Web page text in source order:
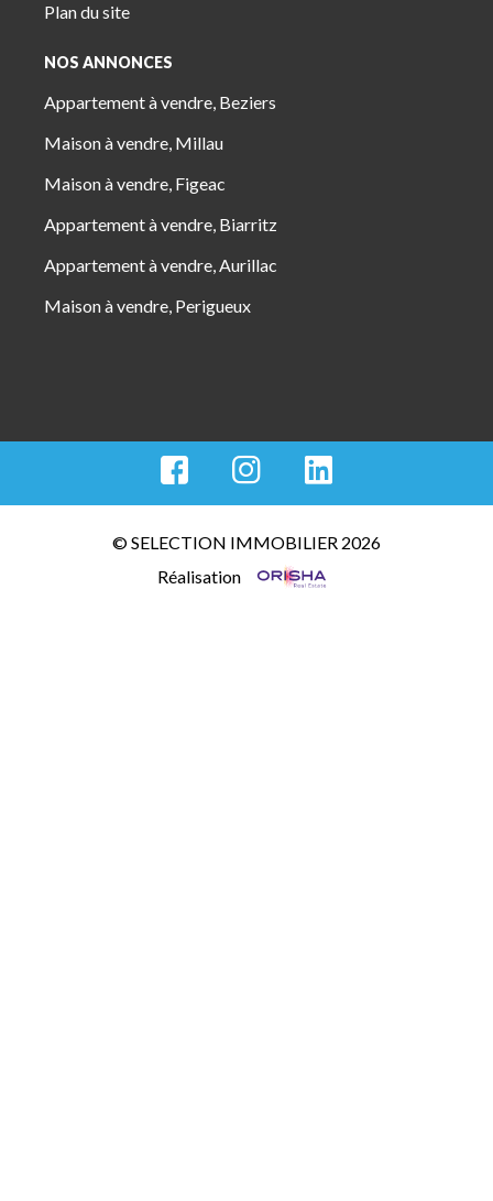
Plan du site
NOS ANNONCES
Appartement à vendre, Beziers
Maison à vendre, Millau
Maison à vendre, Figeac
Appartement à vendre, Biarritz
Appartement à vendre, Aurillac
Maison à vendre, Perigueux
© SELECTION IMMOBILIER 2026
Réalisation